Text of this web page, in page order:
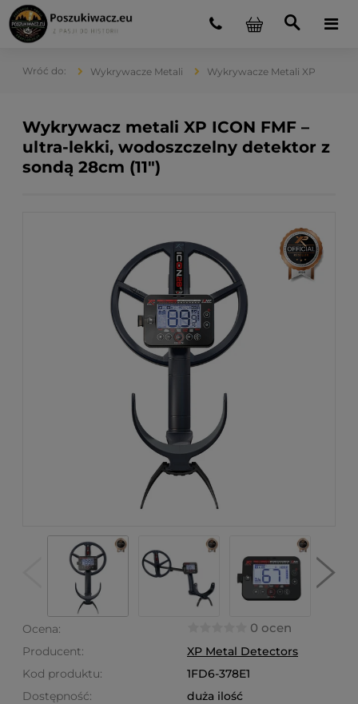
Wykrywacze Metali Wykrywacze Metali XP
Wykrywacz metali XP ICON FMF –
ultra-lekki, wodoszczelny detektor z
sondą 28cm (11")
Ocena: 0 ocen
Producent:
XP Metal Detectors
Kod produktu:
1FD6-378E1
Dostępność:
duża ilość